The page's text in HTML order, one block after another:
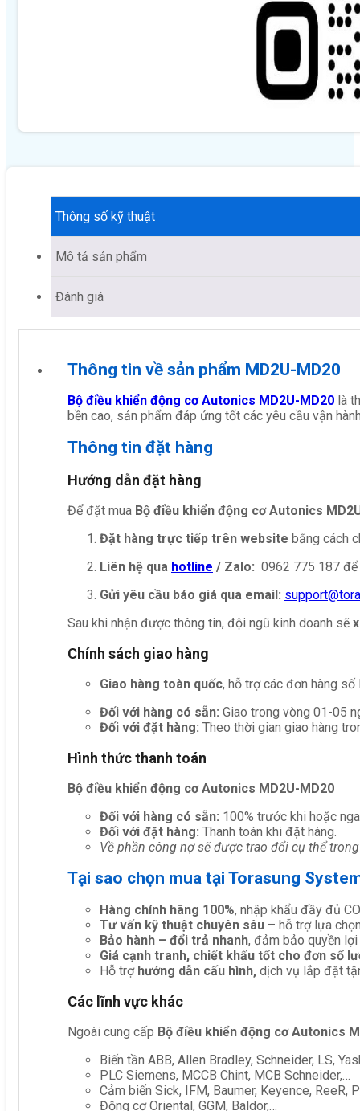
Thông số kỹ thuật
Mô tả sản phẩm
Đánh giá
Thông tin về sản phẩm MD2U-MD20
Bộ điều khiển động cơ Autonics MD2U-MD20 là
bền cao, sản phẩm đáp ứng tốt các yêu cầu vận
Thông tin đặt hàng
Hướng dẫn đặt hàng
Để đặt mua Bộ điều khiển động cơ Autonics
Đặt hàng trực tiếp trên website bằng cách
Liên hệ qua hotline / Zalo: 0962 775 187
Gửi yêu cầu báo giá qua email:
Sau khi nhận được thông tin, đội ngũ kinh doanh sẽ
Chính sách giao hàng
Giao hàng toàn quốc, hỗ trợ các đơn hàng số
Đối với hàng có sẵn: Giao trong vòng 01-05
Đối với đặt hàng: Theo thời gian giao hàng
Hình thức thanh toán
Bộ điều khiển động cơ Autonics MD2U-MD20
Đối với hàng có sẵn: 100% trước khi hoặc
Đối với đặt hàng: Thanh toán khi đặt hàng.
Về phần công nợ sẽ được trao đổi cụ thể
Tại sao chọn mua tại Torasung
Hàng chính hãng 100%, nhập khẩu đầy đủ
Tư vấn kỹ thuật chuyên sâu – hỗ trợ lựa
Bảo hành – đổi trả nhanh, đảm bảo quyền lợi
Giá cạnh tranh, chiết khấu tốt cho đơn số
Hỗ trợ hướng dẫn cấu hình, dịch vụ lắp đặt
Các lĩnh vực khác
Ngoài cung cấp Bộ điều khiển động cơ Autonics
Biến tần ABB, Allen Bradley, Schneider, LS,
PLC Siemens, MCCB Chint, MCB Schneider,…
Cảm biến Sick, IFM, Baumer, Keyence, ReeR,
Động cơ Oriental, GGM, Baldor,…